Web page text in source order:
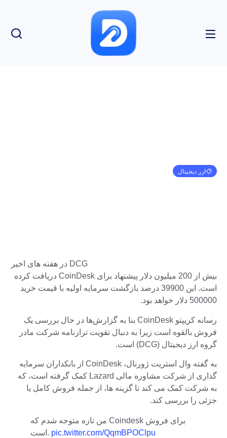
ارز دیجیتال
DCG در هفته های اخیر
بیش از 200 میلیون دلار پیشنهاد برای CoinDesk دریافت کرده
است. این 39900 درصد بازگشت سرمایه اولیه با قیمت خرید
500000 دلار خواهد بود.
رسانه کریپتو CoinDesk بنا به گزارش‌ها در حال بررسی یک
فروش بالقوه است زیرا به دنبال تقویت ترازنامه شرکت مادر
گروه ارز دیجیتال (DCG) است.
به گفته وال استریت ژورنال، CoinDesk از بانکداران سرمایه
گذاری از شرکت مشاوره مالی Lazard کمک گرفته است، که
به شرکت کمک می کند تا گزینه ها، از جمله فروش کامل یا
جزئی را بررسی کند.
من تازه متوجه شدم که Coindesk برای فروش
است. pic.twitter.com/QqmBPOClpu